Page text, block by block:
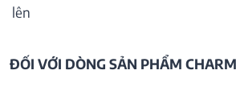
lên
ĐỐI VỚI DÒNG SẢN PHẨM